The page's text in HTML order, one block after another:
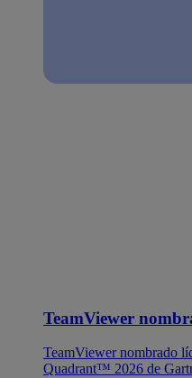
TeamViewer
TeamViewer nombrado
Quadrant™ 2026 de